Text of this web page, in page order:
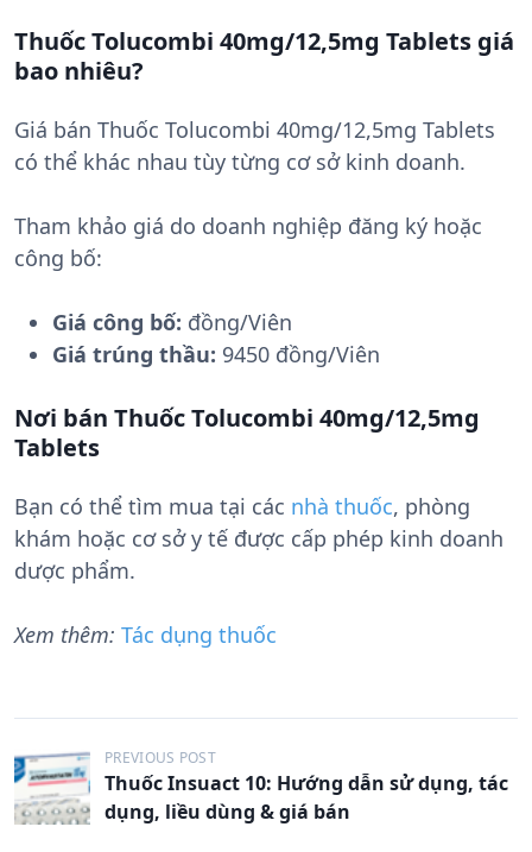
Thuốc Tolucombi 40mg/12,5mg Tablets giá
bao nhiêu?
Giá bán Thuốc Tolucombi 40mg/12,5mg Tablets
có thể khác nhau tùy từng cơ sở kinh doanh.
Tham khảo giá do doanh nghiệp đăng ký hoặc
công bố:
Giá công bố: đồng/Viên
Giá trúng thầu: 9450 đồng/Viên
Nơi bán Thuốc Tolucombi 40mg/12,5mg
Tablets
Bạn có thể tìm mua tại các nhà thuốc, phòng
khám hoặc cơ sở y tế được cấp phép kinh doanh
dược phẩm.
Xem thêm: Tác dụng thuốc
Đ
i
ề
PREVIOUS POST
Thuốc Insuact 10: Hướng dẫn sử dụng, tác
dụng, liều dùng & giá bán